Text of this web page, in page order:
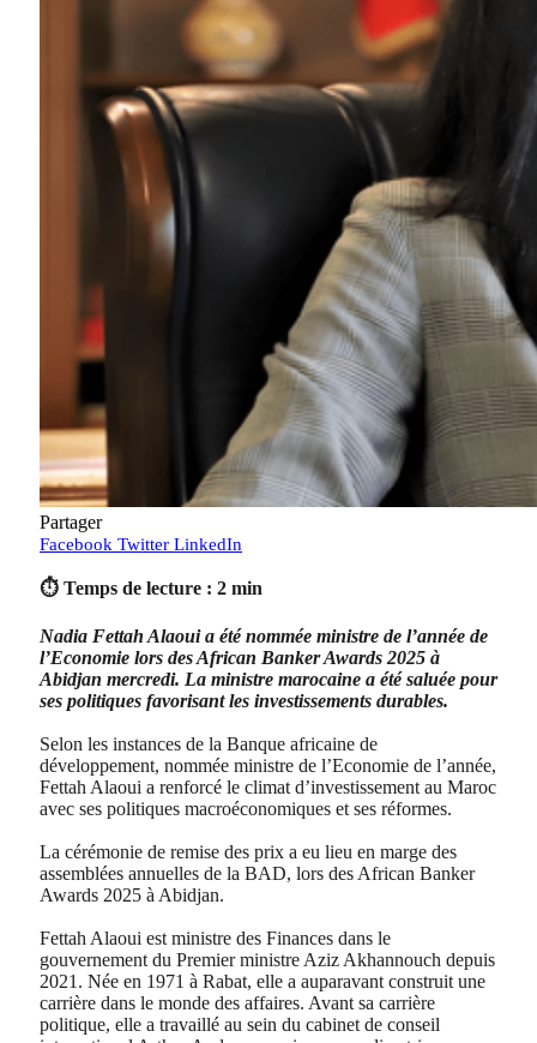
Partager
Facebook Twitter LinkedIn
⏱ Temps de lecture : 2 min
Nadia Fettah Alaoui a été nommée ministre de l’année de
l’Economie lors des African Banker Awards 2025 à
Abidjan mercredi. La ministre marocaine a été saluée pour
ses politiques favorisant les investissements durables.
Selon les instances de la Banque africaine de
développement, nommée ministre de l’Economie de l’année,
Fettah Alaoui a renforcé le climat d’investissement au Maroc
avec ses politiques macroéconomiques et ses réformes.
La cérémonie de remise des prix a eu lieu en marge des
assemblées annuelles de la BAD, lors des African Banker
Awards 2025 à Abidjan.
Fettah Alaoui est ministre des Finances dans le
gouvernement du Premier ministre Aziz Akhannouch depuis
2021. Née en 1971 à Rabat, elle a auparavant construit une
carrière dans le monde des affaires. Avant sa carrière
politique, elle a travaillé au sein du cabinet de conseil